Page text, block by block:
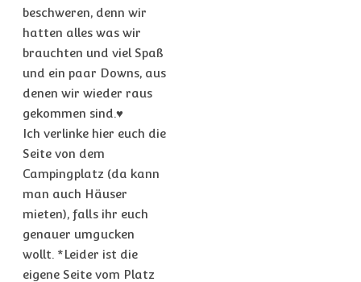
beschweren, denn wir
hatten alles was wir
brauchten und viel Spaß
und ein paar Downs, aus
denen wir wieder raus
gekommen sind.♥
Ich verlinke hier euch die
Seite von dem
Campingplatz (da kann
man auch Häuser
mieten), falls ihr euch
genauer umgucken
wollt. *Leider ist die
eigene Seite vom Platz